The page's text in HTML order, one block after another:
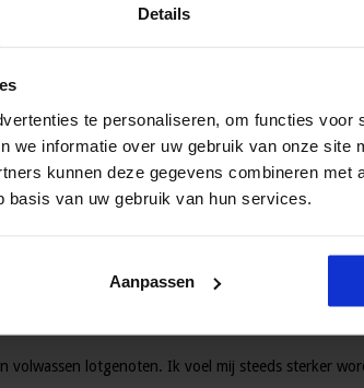
Details
te personaliseren, om functies voor
we informatie over uw gebruik van onze site
kunnen deze gegevens combineren met
van uw gebruik van hun services.
Aanpassen
werd kwamen er schrijnende herinneringen
in kunnen opgroeien is prachtig en gun ik
komen als ze zelf vader of moeder worden.
ook op allochtonen, wil ik eraan bijdragen
instanties die zich met kindermishandeling
dat er nog zo weinig wordt samengewerkt door
lotgenoten. Ik voel mij steeds sterker